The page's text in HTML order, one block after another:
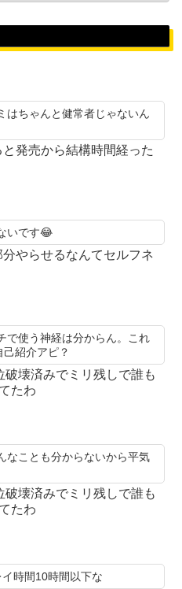
はちゃんと健常者じゃないん
と発売から結構時間経った
いです😂
分やらせるなんてセルフネ
で使う神経は分からん。これ
紹介アピ？
破壊済みでミリ残しで誰も
たわ
なことも分からないから平気
破壊済みでミリ残しで誰も
たわ
時間10時間以下な